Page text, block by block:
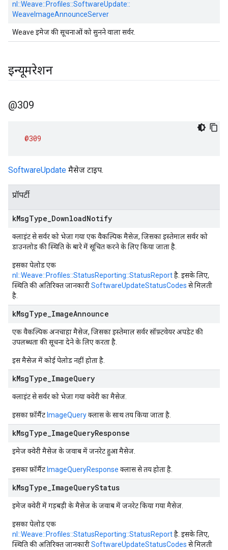
nl::Weave::Profiles::SoftwareUpdate::
WeaveImageAnnounceServer
Weave इमेज की सूचनाओं को सुनने वाला सर्वर.
इन्यूमरेशन
@309
@309
SoftwareUpdate मैसेज टाइप.
प्रॉपर्टी
kMsgType DownloadNotify
क्लाइंट से सर्वर को भेजा गया एक वैकल्पिक मैसेज, जिसका इस्तेमाल सर्वर को
डाउनलोड की स्थिति के बारे में सूचित करने के लिए किया जाता है.
इसका पेलोड एक
nl::Weave::Profiles::StatusReporting::StatusReportहै. इसके लिए,
स्थिति की अतिरिक्त जानकारीSoftwareUpdateStatusCodes से मिलती
है.
kMsgType ImageAnnounce
एक वैकल्पिक अनचाहा मैसेज, जिसका इस्तेमाल सर्वर सॉफ़्टवेयर अपडेट की
उपलब्धता की सूचना देने के लिए करता है.
इस मैसेज में कोई पेलोड नहीं होता है.
kMsgType ImageQuery
क्लाइंट से सर्वर को भेजा गया क्वेरी का मैसेज.
इसका फ़ॉर्मैट ImageQueryक्लास के साथ तय किया जाता है.
kMsgType ImageQueryResponse
इमेज क्वेरी मैसेज के जवाब में जनरेट हुआ मैसेज.
इसका फ़ॉर्मैट ImageQueryResponse क्लास से तय होता है.
kMsgType ImageQueryStatus
इमेज क्वेरी में गड़बड़ी के मैसेज के जवाब में जनरेट किया गया मैसेज.
इसका पेलोड एक
nl::Weave::Profiles::StatusReporting::StatusReportहै. इसके लिए,
स्थिति की अतिरिक्त जानकारीSoftwareUpdateStatusCodes से मिलती